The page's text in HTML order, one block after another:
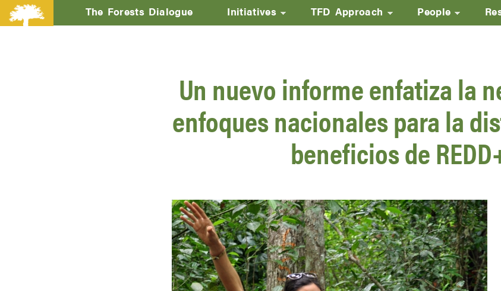
Skip
The Forests Dialogue Initiatives TFD Approach People
Un nuevo informe enfatiza la
enfoques nacionales para la
beneficios de